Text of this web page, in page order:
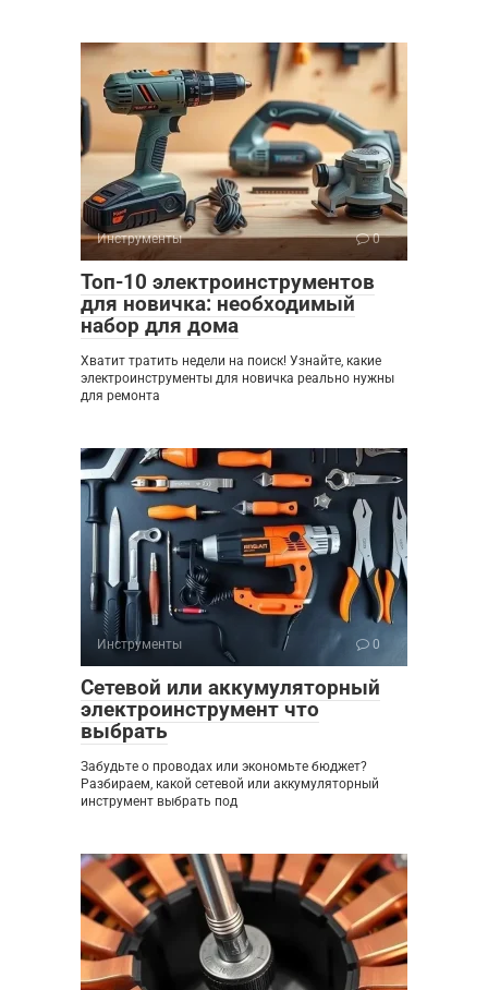
Инструменты 0
Топ-10 электроинструментов
для новичка: необходимый
набор для дома
Хватит тратить недели на поиск! Узнайте, какие
электроинструменты для новичка реально нужны
для ремонта
Инструменты 0
Сетевой или аккумуляторный
электроинструмент что
выбрать
Забудьте о проводах или экономьте бюджет?
Разбираем, какой сетевой или аккумуляторный
инструмент выбрать под